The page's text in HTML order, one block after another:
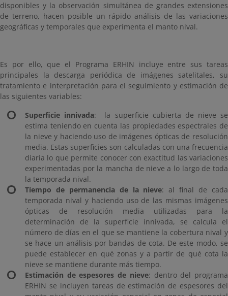
disponibles y la observación simultánea de grandes extensiones
de terreno, hacen posible un rápido análisis de las variaciones
geográficas y temporales que experimenta el manto nival.
Es por ello, que el Programa ERHIN incluye entre sus tareas
principales la descarga periódica de imágenes satelitales, su
tratamiento e interpretación para el seguimiento y estimación de
las siguientes variables:
Superficie innivada: la superficie cubierta de nieve se
estima teniendo en cuenta las propiedades espectrales de
la nieve y haciendo uso de imágenes ópticas de resolución
media. Estas superficies son calculadas con una frecuencia
diaria lo que permite conocer con exactitud las variaciones
experimentadas por la mancha de nieve a lo largo de toda
la temporada nival.
Tiempo de permanencia de la nieve: al final de cada
temporada nival y haciendo uso de las mismas imágenes
ópticas de resolución media utilizadas para la
determinación de la superficie innivada, se calcula el
número de días en el que se mantiene la cobertura nival y
se hace un análisis por bandas de cota. De este modo, se
puede establecer en qué zonas y a partir de qué cota la
nieve se mantiene durante más tiempo.
Estimación de espesores de nieve: dentro del programa
ERHIN se incluyen tareas de estimación de espesores del